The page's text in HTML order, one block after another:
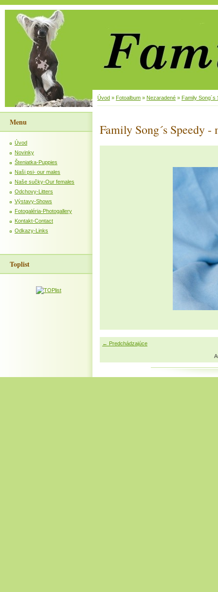
Menu
Úvod
Novinky
Šteniatka-Puppies
Naši psi- our males
Naše sučky-Our females
Odchovy-Litters
Výstavy-Shows
Fotogaléria-Photogallery
Kontakt-Contact
Odkazy-Links
Toplist
Úvod » Fotoalbum » Nezaradené » Family Song´s
Family Song´s Speedy -
← Predchádzajúce